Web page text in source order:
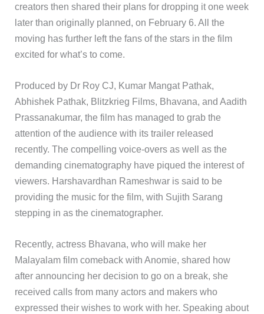
creators then shared their plans for dropping it one week
later than originally planned, on February 6. All the
moving has further left the fans of the stars in the film
excited for what’s to come.
Produced by Dr Roy CJ, Kumar Mangat Pathak,
Abhishek Pathak, Blitzkrieg Films, Bhavana, and Aadith
Prassanakumar, the film has managed to grab the
attention of the audience with its trailer released
recently. The compelling voice-overs as well as the
demanding cinematography have piqued the interest of
viewers. Harshavardhan Rameshwar is said to be
providing the music for the film, with Sujith Sarang
stepping in as the cinematographer.
Recently, actress Bhavana, who will make her
Malayalam film comeback with Anomie, shared how
after announcing her decision to go on a break, she
received calls from many actors and makers who
expressed their wishes to work with her. Speaking about